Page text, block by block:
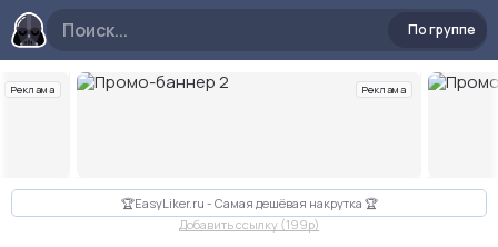
По группе
Реклама Реклама
Слайд 2 из 10
🏆EasyLiker.ru - Самая дешёвая накрутка 🏆
Добавить ссылку (199p)